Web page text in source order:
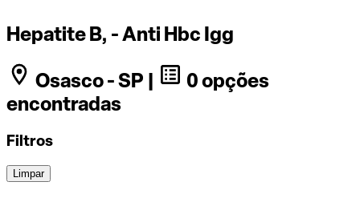
Hepatite B, - Anti Hbc Igg
Osasco - SP |
0 opções
encontradas
Filtros
Limpar